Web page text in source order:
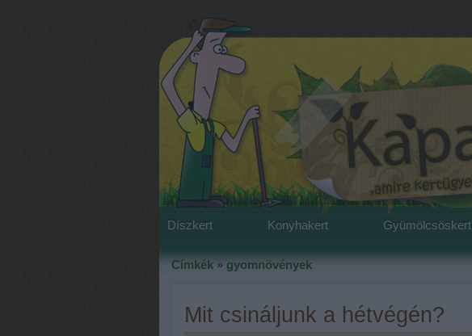
Díszkert Konyhakert Gyümölcsöskert
Címkék » gyomnövények
Mit csináljunk a hétvégén?